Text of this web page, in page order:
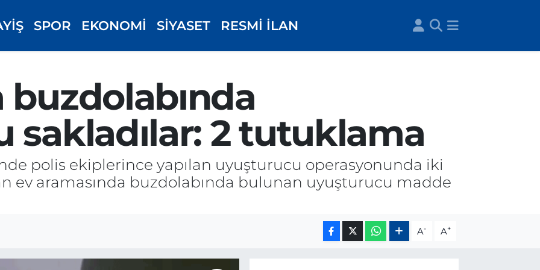
SPOR EKONOMİ SİYASET RESMİ İLAN
buzdolabında
sakladılar: 2 tutuklama
polis ekiplerince yapılan uyuşturucu operasyonunda iki
ev aramasında buzdolabında bulunan uyuşturucu madde
A- A+